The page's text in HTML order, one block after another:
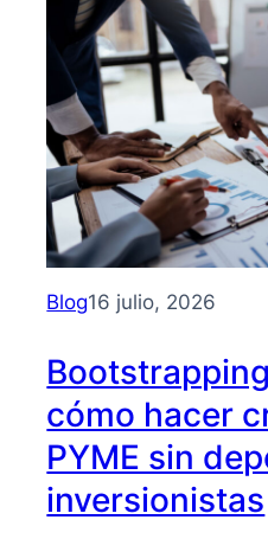
Edición
Pádel
Blog16 julio, 2026
cómo hacer
PYME sin
inversionistas